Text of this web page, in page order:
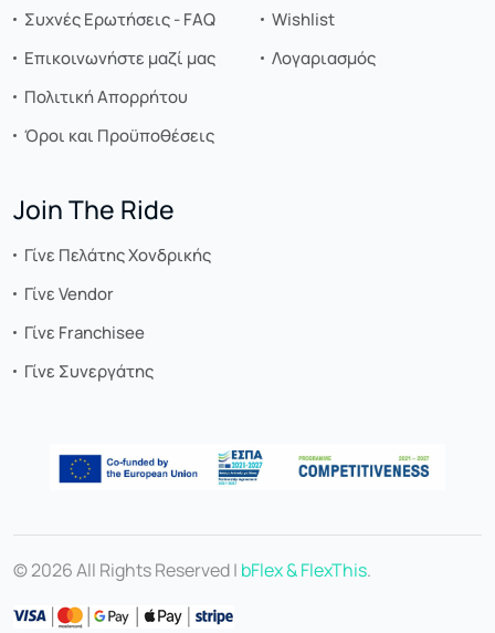
Συχνές Ερωτήσεις - FAQ
Επικοινωνήστε μαζί μας
Πολιτική Απορρήτου
Όροι και Προϋποθέσεις
Wishlist
Λογαριασμός
Join The Ride
Γίνε Πελάτης Χονδρικής
Γίνε Vendor
Γίνε Franchisee
Γίνε Συνεργάτης
© 2026 All Rights Reserved | bFlex & FlexThis.